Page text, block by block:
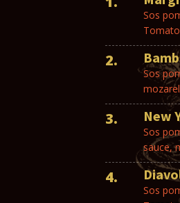
Sos
2.
Sos
3. New
Sos
sauce,
4.
Sos